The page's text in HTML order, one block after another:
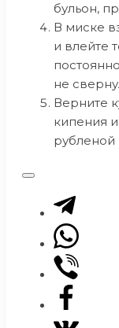
бульон,
В миске
и влейте
не
Верните
кипения
рубленой